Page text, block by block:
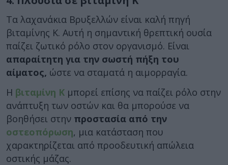
Τα λαχανάκια Βρυξελλών είναι καλή πηγή
βιταμίνης Κ. Αυτή η σημαντική θρεπτική ουσία
παίζει ζωτικό ρόλο στον οργανισμό. Είναι
απαραίτητη για την σωστή πήξη του
αίματος, ώστε να σταματά η αιμορραγία.
Η βιταμίνη Κ μπορεί επίσης να παίζει ρόλο στην
ανάπτυξη των οστών και θα μπορούσε να
βοηθήσει στην προστασία από την
οστεοπόρωση, μια κατάσταση που
χαρακτηρίζεται από προοδευτική απώλεια
οστικής μάζας.